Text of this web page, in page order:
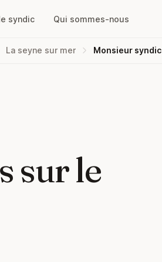
syndic Qui sommes-nous
La seyne sur mer Monsieur syndic
sur le